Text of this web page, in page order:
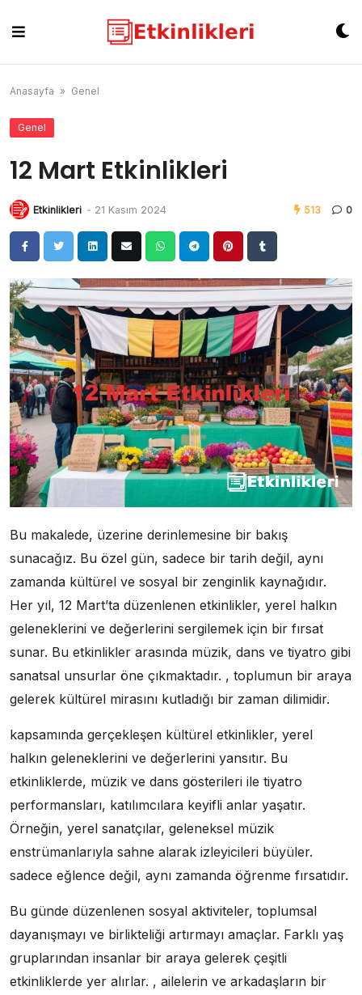
content
Anasayfa » Genel
Genel
12 Mart Etkinlikleri
Etkinlikleri - 21 Kasım 2024 513 0
Bu makalede, üzerine derinlemesine bir bakış
sunacağız. Bu özel gün, sadece bir tarih değil, aynı
zamanda kültürel ve sosyal bir zenginlik kaynağıdır.
Her yıl, 12 Mart’ta düzenlenen etkinlikler, yerel halkın
geleneklerini ve değerlerini sergilemek için bir fırsat
sunar. Bu etkinlikler arasında müzik, dans ve tiyatro gibi
sanatsal unsurlar öne çıkmaktadır. , toplumun bir araya
gelerek kültürel mirasını kutladığı bir zaman dilimidir.
kapsamında gerçekleşen kültürel etkinlikler, yerel
halkın geleneklerini ve değerlerini yansıtır. Bu
etkinliklerde, müzik ve dans gösterileri ile tiyatro
performansları, katılımcılara keyifli anlar yaşatır.
Örneğin, yerel sanatçılar, geleneksel müzik
enstrümanlarıyla sahne alarak izleyicileri büyüler.
sadece eğlence değil, aynı zamanda öğrenme fırsatıdır.
Bu günde düzenlenen sosyal aktiviteler, toplumsal
dayanışmayı ve birlikteliği artırmayı amaçlar. Farklı yaş
gruplarından insanlar bir araya gelerek çeşitli
etkinliklerde yer alırlar. , ailelerin ve arkadaşların bir